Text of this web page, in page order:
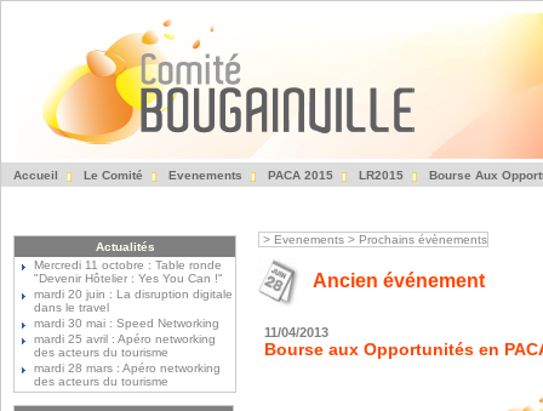
Accueil Le Comité Evenements PACA 2015 LR2015 Bourse Aux
Actualités
Mercredi 11 octobre : Table ronde
"Devenir Hôtelier : Yes You Can !"
mardi 20 juin : La disruption digitale
dans le travel
mardi 30 mai : Speed Networking
mardi 25 avril : Apéro networking
des acteurs du tourisme
mardi 28 mars : Apéro networking
des acteurs du tourisme
> Evenements > Prochains évènements
Ancien événement
11/04/2013
Bourse aux Opportunités en